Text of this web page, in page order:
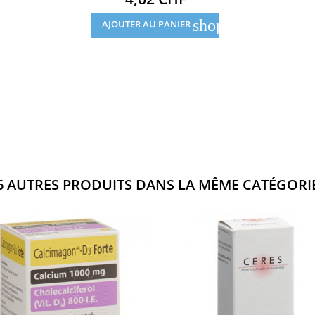
AJOUTER AU PANIER shopping_cart
AUTRES PRODUITS DANS LA MÊME